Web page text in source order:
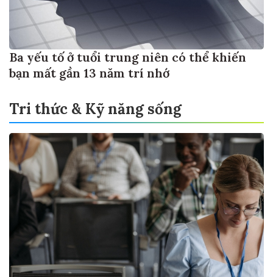
Ba yếu tố ở tuổi trung niên có thể khiến
bạn mất gần 13 năm trí nhớ
Tri thức & Kỹ năng sống